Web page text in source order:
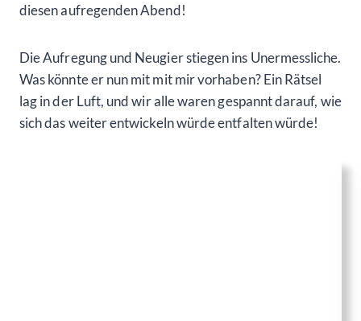
diesen aufregenden Abend!
Die Aufregung und Neugier stiegen ins Unermessliche.
Was könnte er nun mit mit mir vorhaben? Ein Rätsel
lag in der Luft, und wir alle waren gespannt darauf, wie
sich das weiter entwickeln würde entfalten würde!